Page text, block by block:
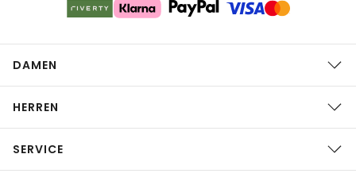
DAMEN
HERREN
SERVICE